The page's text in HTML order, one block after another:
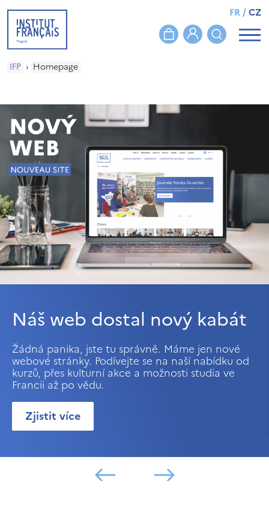
FR/CZ
IFP › Homepage
Náš web dostal nový kabát
Žádná panika, jste tu správně. Máme jen nové
webové stránky. Podívejte se na naší nabídku od
kurzů, přes kulturní akce a možnosti studia ve
Francii až po vědu.
Zjistit více